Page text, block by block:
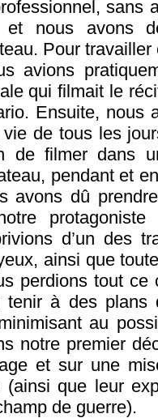
sans
et nous avons
Pour travailler
avions
qui filmait le
Ensuite, nous
de tous les
de filmer dans
pendant et
avons dû
protagoniste
d’un des
ainsi que
perdions tout
à des plans
au
notre premier
et sur une
(ainsi que leur
de guerre).